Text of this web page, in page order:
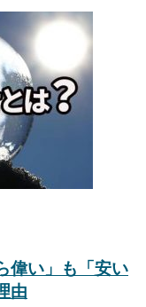
偉い」も「安い
由